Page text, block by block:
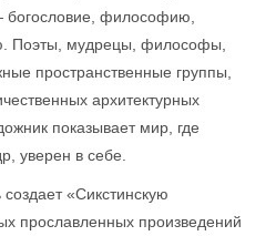
богословие, философию,
Поэты, мудрецы, философы,
пространственные группы,
архитектурных
показывает мир, где
уверен в себе.
«Сикстинскую
прославленных произведений